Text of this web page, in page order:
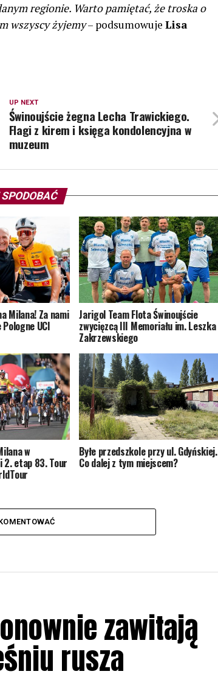
regionie. Warto pamiętać, że troska o
wszyscy żyjemy– podsumowuje Lisa
UP NEXT
Świnoujście żegna Lecha Trawickiego.
Flagi z kirem i księga kondolencyjna w
muzeum
Milana! Za nami
UCI
Jarigol Team Flota Świnoujście
zwycięzcą III Memoriału im. Leszka
Zakrzewskiego
w
2. etap 83. Tour
Byłe przedszkole przy ul. Gdyńskiej.
Co dalej z tym miejscem?
zawitają
rusza